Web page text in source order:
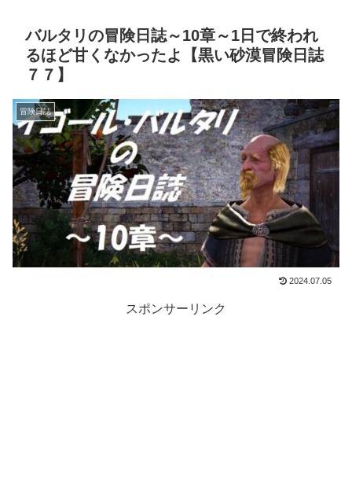
バルタリの冒険日誌～10章～1日で終われ
るほど甘くなかったよ【黒い砂漠冒険日誌
７７】
冒険日誌
2024.07.05
スポンサーリンク